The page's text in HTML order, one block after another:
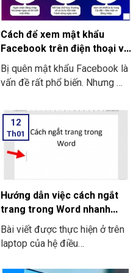
đang loay hoay tình cách để
khắc phục, hãy theo dõi đến
cuối bài để tích lũy thêm cho
mình được 3 cách xóa dữ liệu
game chơi lại từ đầu trên điện
thoại Android, iPhone.
Cách để xem mật khẩu
Facebook trên điện thoại và
máy tính mới nhất
Bị quên mật khẩu Facebook là
vấn đề rất phổ biến. Nhưng mà
được thông tin này nếu đã lưu
ở trên trình duyệt hoặc thiết bị.
12
Th01
Hướng dẫn việc cách ngắt
trang trong Word nhanh
chóng dành cho mọi phiên
bản
Bài viết được thực hiện ở trên
laptop của hệ điều